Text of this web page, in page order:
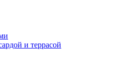
и террасой